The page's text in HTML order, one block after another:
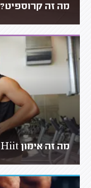
מה זה קרוספיט?
מה זה אימון Hiit